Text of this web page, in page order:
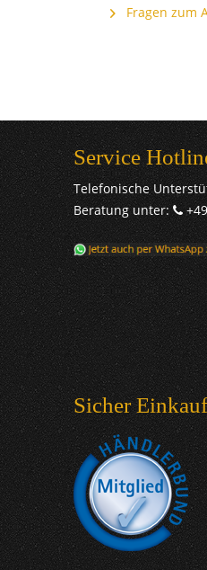
Fragen zum
Service
Telefonische
Beratung unter:
Sicher